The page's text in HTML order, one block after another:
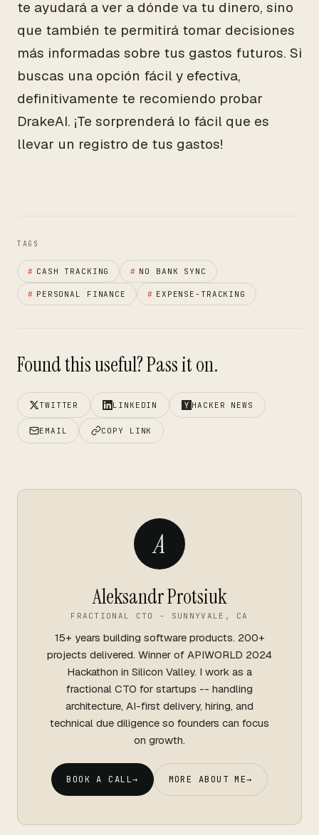
te ayudará a ver a dónde va tu dinero, sino
que también te permitirá tomar decisiones
más informadas sobre tus gastos futuros. Si
buscas una opción fácil y efectiva,
definitivamente te recomiendo probar
DrakeAI. ¡Te sorprenderá lo fácil que es
llevar un registro de tus gastos!
TAGS
# CASH TRACKING # NO BANK SYNC
# PERSONAL FINANCE # EXPENSE-TRACKING
Found this useful? Pass it on.
TWITTER LINKEDIN HACKER NEWS
EMAIL COPY LINK
A
Aleksandr Protsiuk
FRACTIONAL CTO - SUNNYVALE, CA
15+ years building software products. 200+
projects delivered. Winner of APIWORLD 2024
Hackathon in Silicon Valley. I work as a
fractional CTO for startups -- handling
architecture, AI-first delivery, hiring, and
technical due diligence so founders can focus
on growth.
BOOK A CALL→ MORE ABOUT ME→